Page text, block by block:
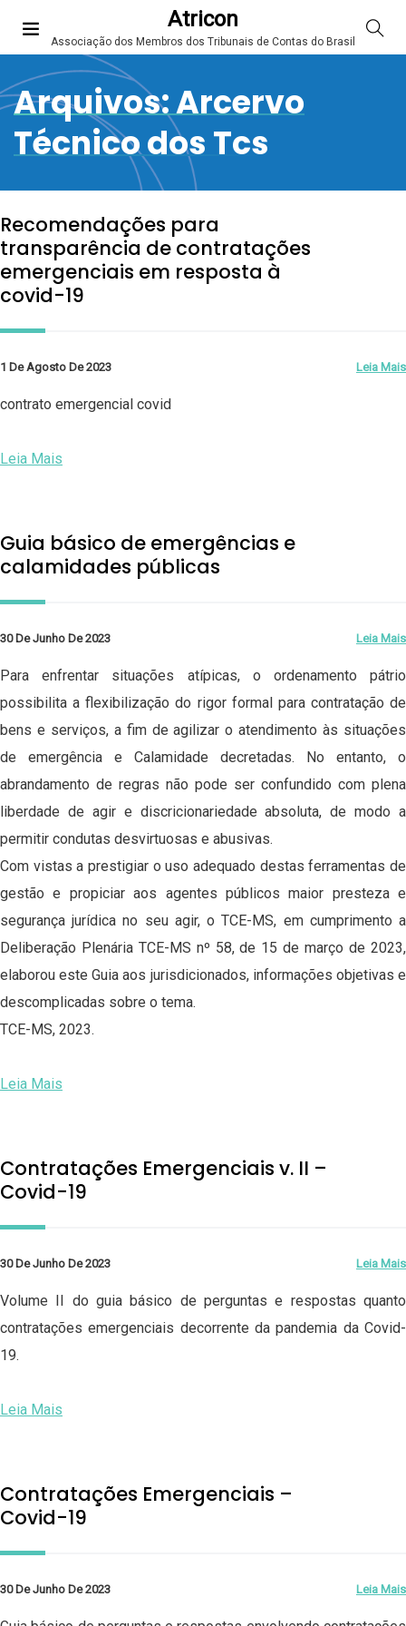
Atricon
Associação dos Membros dos Tribunais de Contas do Brasil
Arquivos:Arcervo
Técnico dos Tcs
Recomendações para
transparência de contratações
emergenciais em resposta à
covid-19
1 De Agosto De 2023 Leia Mais
contrato emergencial covid
Leia Mais
Guia básico de emergências e
calamidades públicas
30 De Junho De 2023 Leia Mais
Para enfrentar situações atípicas, o ordenamento pátrio
possibilita a flexibilização do rigor formal para contratação de
bens e serviços, a fim de agilizar o atendimento às situações
de emergência e Calamidade decretadas. No entanto, o
abrandamento de regras não pode ser confundido com plena
liberdade de agir e discricionariedade absoluta, de modo a
permitir condutas desvirtuosas e abusivas.
Com vistas a prestigiar o uso adequado destas ferramentas de
gestão e propiciar aos agentes públicos maior presteza e
segurança jurídica no seu agir, o TCE-MS, em cumprimento a
Deliberação Plenária TCE-MS nº 58, de 15 de março de 2023,
elaborou este Guia aos jurisdicionados, informações objetivas e
descomplicadas sobre o tema.
TCE-MS, 2023.
Leia Mais
Contratações Emergenciais v. II –
Covid-19
30 De Junho De 2023 Leia Mais
Volume II do guia básico de perguntas e respostas quanto
contratações emergenciais decorrente da pandemia da Covid-
19.
Leia Mais
Contratações Emergenciais –
Covid-19
30 De Junho De 2023 Leia Mais